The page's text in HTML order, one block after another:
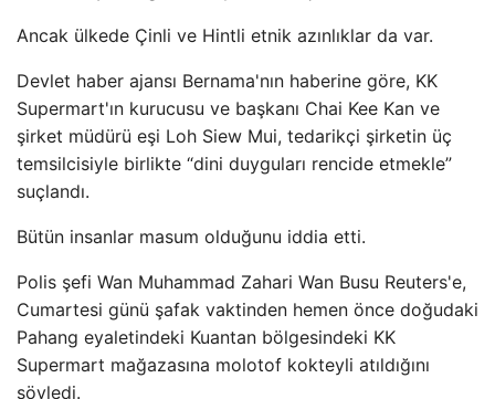
Ancak ülkede Çinli ve Hintli etnik azınlıklar da var.
Devlet haber ajansı Bernama'nın haberine göre, KK
Supermart'ın kurucusu ve başkanı Chai Kee Kan ve
şirket müdürü eşi Loh Siew Mui, tedarikçi şirketin üç
temsilcisiyle birlikte “dini duyguları rencide etmekle”
suçlandı.
Bütün insanlar masum olduğunu iddia etti.
Polis şefi Wan Muhammad Zahari Wan Busu Reuters'e,
Cumartesi günü şafak vaktinden hemen önce doğudaki
Pahang eyaletindeki Kuantan bölgesindeki KK
Supermart mağazasına molotof kokteyli atıldığını
söyledi.